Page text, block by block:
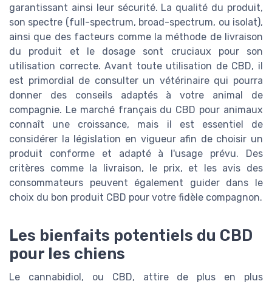
garantissant ainsi leur sécurité. La qualité du produit,
son spectre (full-spectrum, broad-spectrum, ou isolat),
ainsi que des facteurs comme la méthode de livraison
du produit et le dosage sont cruciaux pour son
utilisation correcte. Avant toute utilisation de CBD, il
est primordial de consulter un vétérinaire qui pourra
donner des conseils adaptés à votre animal de
compagnie. Le marché français du CBD pour animaux
connaît une croissance, mais il est essentiel de
considérer la législation en vigueur afin de choisir un
produit conforme et adapté à l'usage prévu. Des
critères comme la livraison, le prix, et les avis des
consommateurs peuvent également guider dans le
choix du bon produit CBD pour votre fidèle compagnon.
Les bienfaits potentiels du CBD
pour les chiens
Le cannabidiol, ou CBD, attire de plus en plus